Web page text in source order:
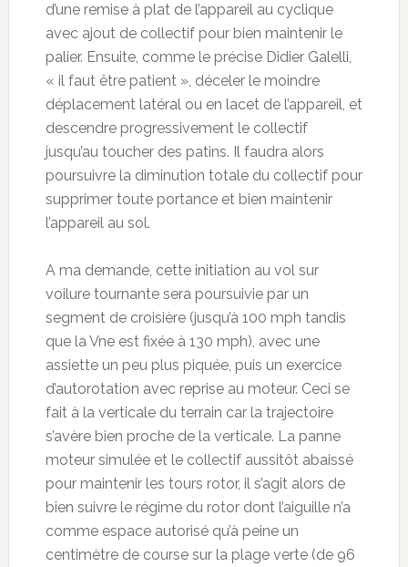
d’une remise à plat de l’appareil au cyclique
avec ajout de collectif pour bien maintenir le
palier. Ensuite, comme le précise Didier Galelli,
« il faut être patient », déceler le moindre
déplacement latéral ou en lacet de l’appareil, et
descendre progressivement le collectif
jusqu’au toucher des patins. Il faudra alors
poursuivre la diminution totale du collectif pour
supprimer toute portance et bien maintenir
l’appareil au sol.
A ma demande, cette initiation au vol sur
voilure tournante sera poursuivie par un
segment de croisière (jusqu’à 100 mph tandis
que la Vne est fixée à 130 mph), avec une
assiette un peu plus piquée, puis un exercice
d’autorotation avec reprise au moteur. Ceci se
fait à la verticale du terrain car la trajectoire
s’avère bien proche de la verticale. La panne
moteur simulée et le collectif aussitôt abaissé
pour maintenir les tours rotor, il s’agit alors de
bien suivre le régime du rotor dont l’aiguille n’a
comme espace autorisé qu’à peine un
centimètre de course sur la plage verte (de 96